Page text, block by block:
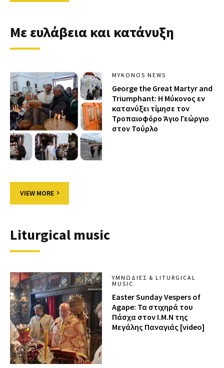
Με ευλάβεια και κατάνυξη
MYKONOS NEWS
George the Great Martyr and
Triumphant: Η Μύκονος εν
κατανύξει τίμησε τον
Τροπαιοφόρο Άγιο Γεώργιο
στον Τούρλο
VIEW MORE
Liturgical music
ΥΜΝΩΔΊΕΣ & LITURGICAL
MUSIC
Easter Sunday Vespers of
Agape: Τα στιχηρά του
Πάσχα στον Ι.Μ.Ν της
Μεγάλης Παναγιάς [video]